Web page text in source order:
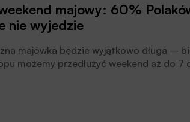
majowy: 60%
nie wyjedzie
majówka będzie wyjątkowo długa –
możemy przedłużyć weekend aż do 7